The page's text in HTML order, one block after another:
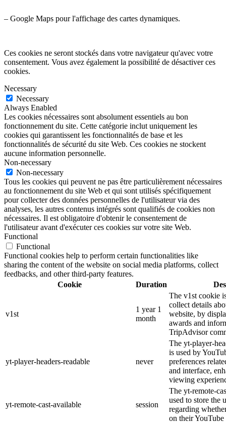
– Google Maps pour l'affichage des cartes dynamiques.
Ces cookies ne seront stockés dans votre navigateur qu'avec votre
consentement. Vous avez également la possibilité de désactiver ces
cookies.
Necessary
Necessary
Always Enabled
Les cookies nécessaires sont absolument essentiels au bon
fonctionnement du site. Cette catégorie inclut uniquement les
cookies qui garantissent les fonctionnalités de base et les
fonctionnalités de sécurité du site Web. Ces cookies ne stockent
aucune information personnelle.
Non-necessary
Non-necessary
Tous les cookies qui peuvent ne pas être particulièrement nécessaires
au fonctionnement du site Web et qui sont utilisés spécifiquement
pour collecter des données personnelles de l'utilisateur via des
analyses, les autres contenus intégrés sont qualifiés de cookies non
nécessaires. Il est obligatoire d'obtenir le consentement de
l'utilisateur avant d'exécuter ces cookies sur votre site Web.
Functional
Functional
Functional cookies help to perform certain functionalities like
sharing the content of the website on social media platforms, collect
feedbacks, and other third-party features.
Cookie
Duration
v1st
1 year 1
month
The v1st cookie
collect details
website, by
awards and
TripAdvisor
yt-player-headers-readable never
The yt-player-
is used by
preferences
and interface,
viewing
yt-remote-cast-available session
The yt-remote-
used to store the
regarding
on their